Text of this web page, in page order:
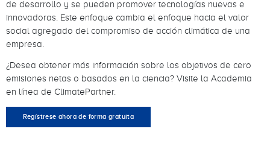
de desarrollo y se pueden promover tecnologías nuevas e
innovadoras. Este enfoque cambia el enfoque hacia el valor
social agregado del compromiso de acción climática de una
empresa.
¿Desea obtener más información sobre los objetivos de cero
emisiones netas o basados en la ciencia? Visite la Academia
en línea de ClimatePartner.
Regístrese ahora de forma gratuita